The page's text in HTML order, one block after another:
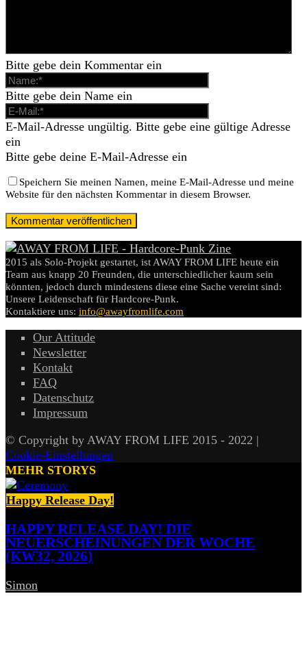
Bitte gebe dein Kommentar ein
Bitte gebe dein Name ein
E-Mail-Adresse ungültig. Bitte gebe eine gültige Adresse
ein
Bitte gebe deine E-Mail-Adresse ein
Speichern Sie meinen Namen, meine E-Mail-Adresse und meine
Website für den nächsten Kommentar in diesem Browser.
2015 als Solo-Projekt gestartet, ist AWAY FROM LIFE heute ein
Team aus knapp 20 Freunden, die unterschiedlicher kaum sein
könnten, jedoch durch mindestens diese eine Sache vereint sind:
Unsere Leidenschaft für Hardcore-Punk.
Kontaktiere uns: info@awayfromlife.com
Our Attitude
Newsletter
Kontakt
FAQ
Datenschutz
Impressum
© Copyright by AWAY FROM LIFE 2015 - 2022 |
Cookie-Einstellungen
MEHR STORYS
Happy Release Day!
HAPPY RELEASE DAY! DIE
NEUERSCHEINUNGEN DER WOCHE
(KW32, 2026)
Simon